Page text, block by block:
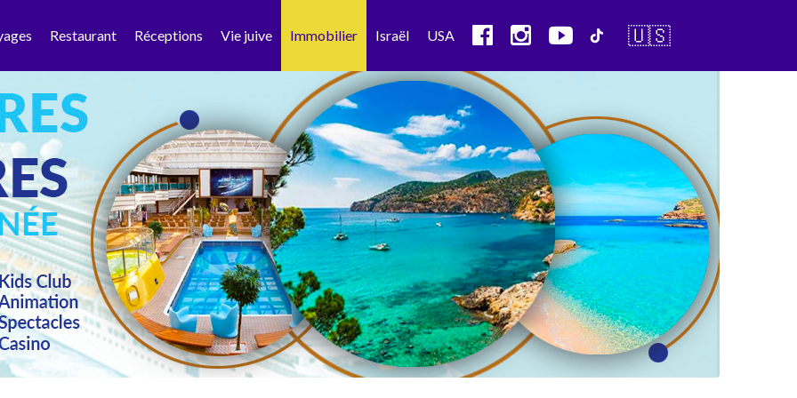
Restaurant Réceptions Vie juive Immobilier Israël USA 🇺🇸